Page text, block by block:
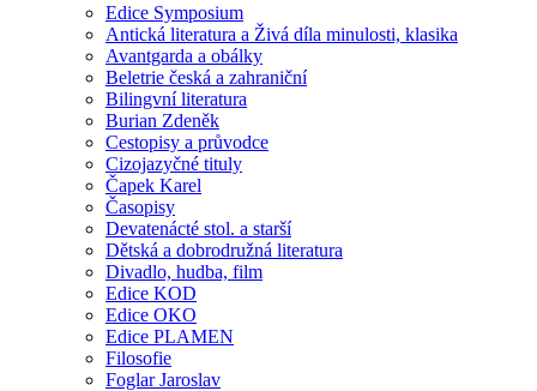
Edice Symposium
Antická literatura a Živá díla minulosti, klasika
Avantgarda a obálky
Beletrie česká a zahraniční
Bilingvní literatura
Burian Zdeněk
Cestopisy a průvodce
Cizojazyčné tituly
Čapek Karel
Časopisy
Devatenácté stol. a starší
Dětská a dobrodružná literatura
Divadlo, hudba, film
Edice KOD
Edice OKO
Edice PLAMEN
Filosofie
Foglar Jaroslav